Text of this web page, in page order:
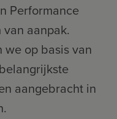
Performance
aanpak.
we op basis van
aangebracht in